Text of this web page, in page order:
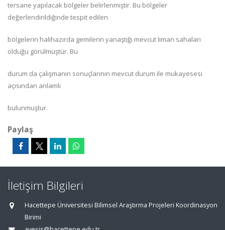
tersane yapılacak bölgeler belirlenmiştir. Bu bölgeler
değerlendirildiğinde tespit edilen
bölgelerin halihazırda gemilerin yanaştığı mevcut liman sahaları
olduğu görülmüştür. Bu
durum da çalışmanın sonuçlarının mevcut durum ile mukayesesi
açısından anlamlı
bulunmuştur.
Paylaş
İletişim Bilgileri
Hacettepe Üniversitesi Bilimsel Araştırma Projeleri Koordinasyon
Birimi